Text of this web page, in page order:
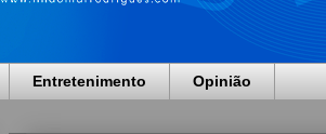
Entretenimento Opinião